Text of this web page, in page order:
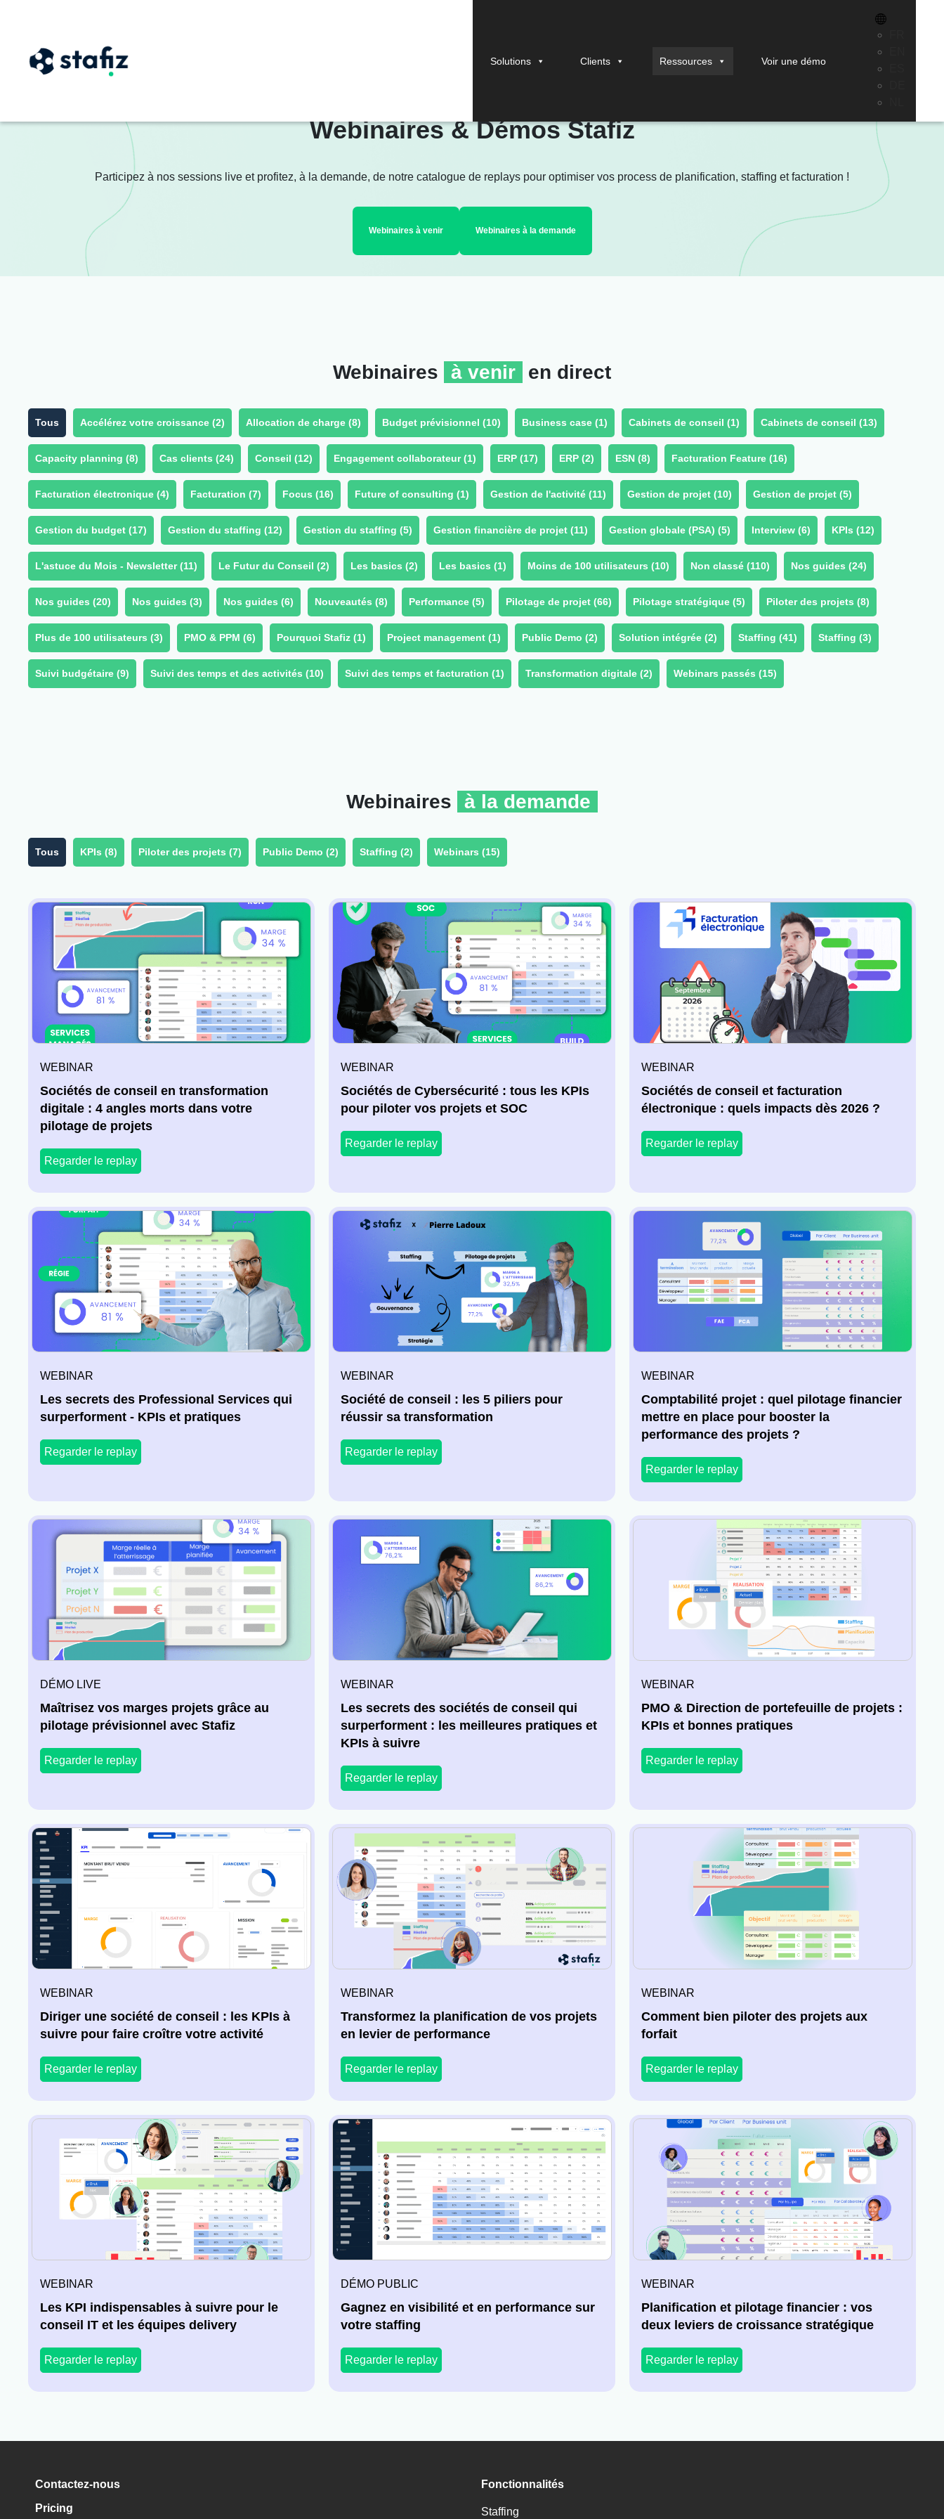
Solutions Clients Ressources Voir une démo
Webinaires & Démos Stafiz
Participez à nos sessions live et profitez, à la demande, de notre catalogue de replays pour optimiser vos process de planification, staffing et facturation !
Webinaires à venir Webinaires à la demande
Webinaires à venir en direct
Tous Accélérez votre croissance (2) Allocation de charge (8) Budget prévisionnel (10) Business case (1) Cabinets de conseil (1) Cabinets de conseil (13)
Capacity planning (8) Cas clients (24) Conseil (12) Engagement collaborateur (1) ERP (17) ERP (2) ESN (8) Facturation Feature (16)
Facturation électronique (4) Facturation (7) Focus (16) Future of consulting (1) Gestion de l'activité (11) Gestion de projet (10) Gestion de projet (5)
Gestion du budget (17) Gestion du staffing (12) Gestion du staffing (5) Gestion financière de projet (11) Gestion globale (PSA) (5) Interview (6) KPIs (12)
L'astuce du Mois - Newsletter (11) Le Futur du Conseil (2) Les basics (2) Les basics (1) Moins de 100 utilisateurs (10) Non classé (110) Nos guides (24)
Nos guides (20) Nos guides (3) Nos guides (6) Nouveautés (8) Performance (5) Pilotage de projet (66) Pilotage stratégique (5) Piloter des projets (8)
Plus de 100 utilisateurs (3) PMO & PPM (6) Pourquoi Stafiz (1) Project management (1) Public Demo (2) Solution intégrée (2) Staffing (41) Staffing (3)
Suivi budgétaire (9) Suivi des temps et des activités (10) Suivi des temps et facturation (1) Transformation digitale (2) Webinars passés (15)
Webinaires à la demande
Tous KPIs (8) Piloter des projets (7) Public Demo (2) Staffing (2) Webinars (15)
WEBINAR
Sociétés de conseil en transformation
digitale : 4 angles morts dans votre
pilotage de projets
Regarder le replay
WEBINAR
Sociétés de Cybersécurité : tous les KPIs
pour piloter vos projets et SOC
Regarder le replay
WEBINAR
Sociétés de conseil et facturation
électronique : quels impacts dès 2026 ?
Regarder le replay
WEBINAR
Les secrets des Professional Services qui
surperforment - KPIs et pratiques
Regarder le replay
WEBINAR
Société de conseil : les 5 piliers pour
réussir sa transformation
Regarder le replay
WEBINAR
Comptabilité projet : quel pilotage financier
mettre en place pour booster la
performance des projets ?
Regarder le replay
DÉMO LIVE
Maîtrisez vos marges projets grâce au
pilotage prévisionnel avec Stafiz
Regarder le replay
WEBINAR
Les secrets des sociétés de conseil qui
surperforment : les meilleures pratiques et
KPIs à suivre
Regarder le replay
WEBINAR
PMO & Direction de portefeuille de projets :
KPIs et bonnes pratiques
Regarder le replay
WEBINAR
Diriger une société de conseil : les KPIs à
suivre pour faire croître votre activité
Regarder le replay
WEBINAR
Transformez la planification de vos projets
en levier de performance
Regarder le replay
WEBINAR
Comment bien piloter des projets aux
forfait
Regarder le replay
WEBINAR
Les KPI indispensables à suivre pour le
conseil IT et les équipes delivery
Regarder le replay
DÉMO PUBLIC
Gagnez en visibilité et en performance sur
votre staffing
Regarder le replay
WEBINAR
Planification et pilotage financier : vos
deux leviers de croissance stratégique
Regarder le replay
Contactez-nous
Pricing
Fonctionnalités
Staffing